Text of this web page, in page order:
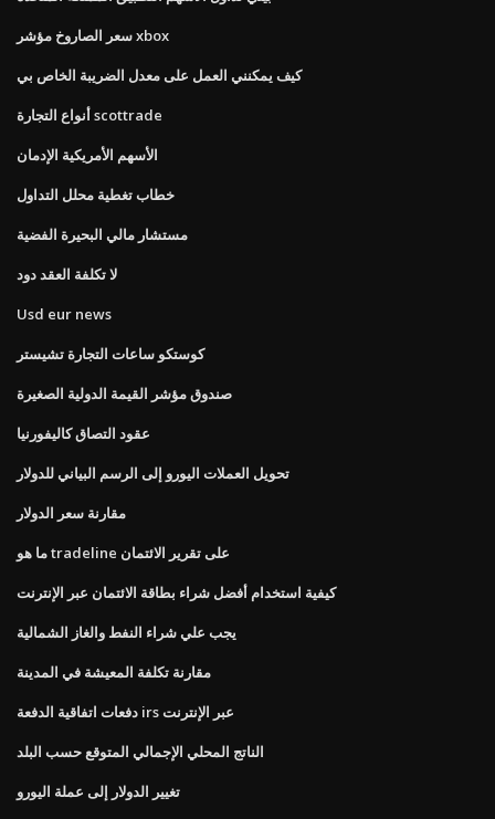
سعر الصاروخ مؤشر xbox
كيف يمكنني العمل على معدل الضريبة الخاص بي
أنواع التجارة scottrade
الأسهم الأمريكية الإدمان
خطاب تغطية محلل التداول
مستشار مالي البحيرة الفضية
لا تكلفة العقد دود
Usd eur news
كوستكو ساعات التجارة تشيستر
صندوق مؤشر القيمة الدولية الصغيرة
عقود التصاق كاليفورنيا
تحويل العملات اليورو إلى الرسم البياني للدولار
مقارنة سعر الدولار
ما هو tradeline على تقرير الائتمان
كيفية استخدام أفضل شراء بطاقة الائتمان عبر الإنترنت
يجب علي شراء النفط والغاز الشمالية
مقارنة تكلفة المعيشة في المدينة
دفعات اتفاقية الدفعة irs عبر الإنترنت
الناتج المحلي الإجمالي المتوقع حسب البلد
تغيير الدولار إلى عملة اليورو